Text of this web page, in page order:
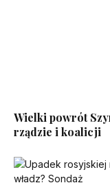
Wielki powrót
rządzie i koalicji